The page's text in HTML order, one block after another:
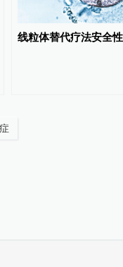
线粒体替代疗法安全